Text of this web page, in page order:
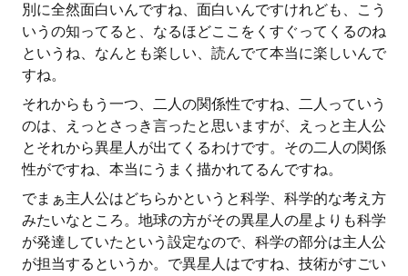
別に全然面白いんですね、面白いんですけれども、こう
いうの知ってると、なるほどここをくすぐってくるのね
というね、なんとも楽しい、読んでて本当に楽しいんで
すね。
それからもう一つ、二人の関係性ですね、二人っていう
のは、えっとさっき言ったと思いますが、えっと主人公
とそれから異星人が出てくるわけです。その二人の関係
性がですね、本当にうまく描かれてるんですね。
でまぁ主人公はどちらかというと科学、科学的な考え方
みたいなところ。地球の方がその異星人の星よりも科学
が発達していたという設定なので、科学の部分は主人公
が担当するというか。で異星人はですね、技術がすごい